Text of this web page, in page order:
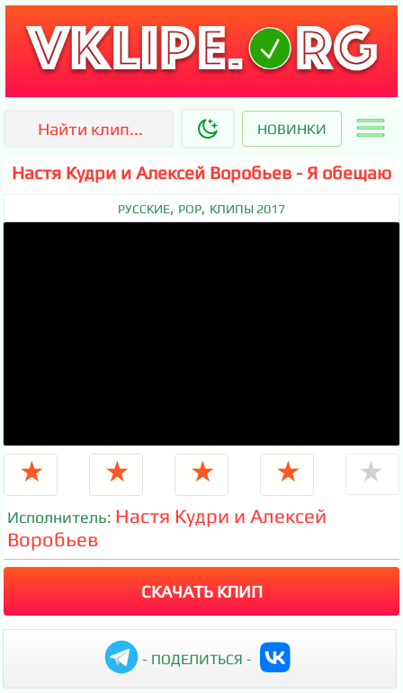
НОВИНКИ
Настя Кудри и Алексей Воробьев - Я обещаю
РУССКИЕ, POP, КЛИПЫ 2017
★ ★ ★ ★ ★
Исполнитель: Настя Кудри и Алексей
Воробьев
СКАЧАТЬ КЛИП
- ПОДЕЛИТЬСЯ -